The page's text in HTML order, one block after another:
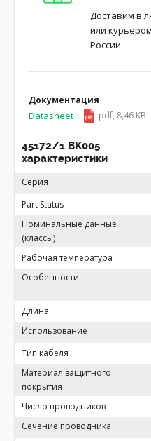
Доставим в
или
России.
Документация
Datasheet pdf, 8,46 KB
45172/1 BK005
характеристики
Серия
Part Status
Номинальные данные
(классы)
Рабочая температура
Особенности
Длина
Использование
Тип кабеля
Материал защитного
покрытия
Число проводников
Сечение проводника